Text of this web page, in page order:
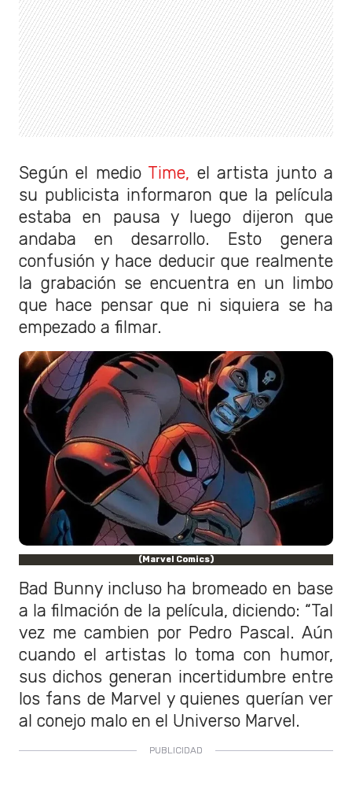
Según el medio Time, el artista junto a
su publicista informaron que la película
estaba en pausa y luego dijeron que
andaba en desarrollo. Esto genera
confusión y hace deducir que realmente
la grabación se encuentra en un limbo
que hace pensar que ni siquiera se ha
empezado a filmar.
(Marvel Comics)
Bad Bunny incluso ha bromeado en base
a la filmación de la película, diciendo: “Tal
vez me cambien por Pedro Pascal. Aún
cuando el artistas lo toma con humor,
sus dichos generan incertidumbre entre
los fans de Marvel y quienes querían ver
al conejo malo en el Universo Marvel.